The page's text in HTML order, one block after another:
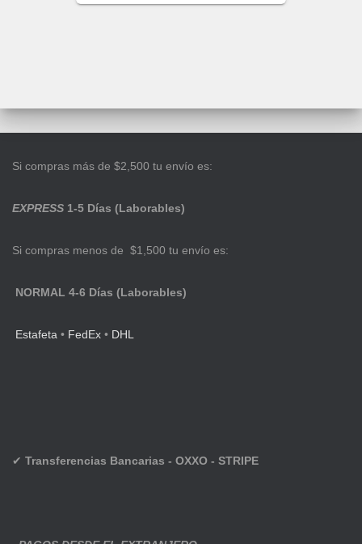
Si compras más de $2,500 tu envío es:
EXPRESS 1-5 Días (Laborables)
Si compras menos de $1,500 tu envío es:
NORMAL 4-6 Días (Laborables)
Estafeta • FedEx • DHL
✔ Transferencias Bancarias - OXXO - STRIPE